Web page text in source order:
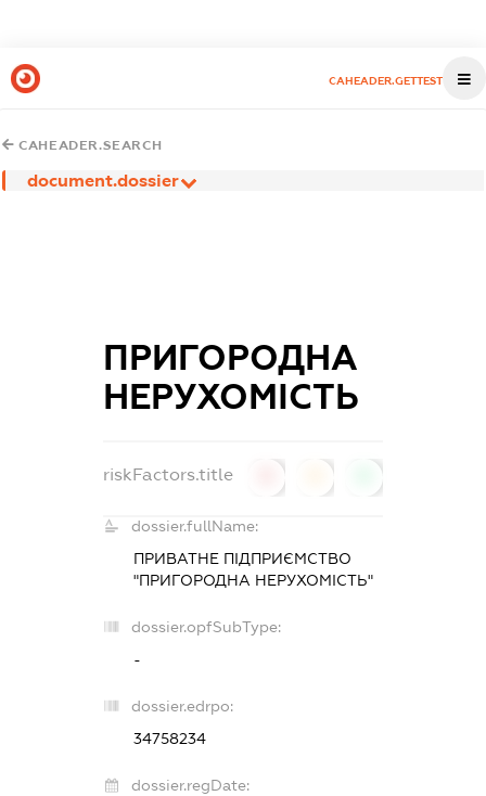
CAHEADER.GETTEST
CAHEADER.SEARCH
document.dossier
ПРИГОРОДНА
НЕРУХОМІСТЬ
riskFactors.title
dossier.fullName:
ПРИВАТНЕ ПІДПРИЄМСТВО
"ПРИГОРОДНА НЕРУХОМІСТЬ"
dossier.opfSubType:
-
dossier.edrpo:
34758234
dossier.regDate: